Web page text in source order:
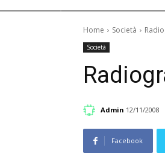
Home Società
Società
Admin 12/11/2008
Facebook